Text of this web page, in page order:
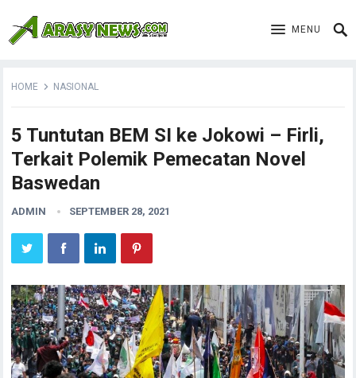
MENU
HOME NASIONAL
5 Tuntutan BEM SI ke Jokowi – Firli,
Terkait Polemik Pemecatan Novel
Baswedan
ADMIN SEPTEMBER 28, 2021